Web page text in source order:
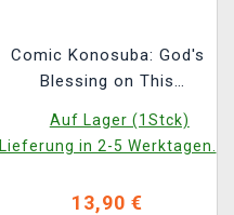
Comic Konosuba: God's
Blessing on This
13 ENG
Auf Lager (1Stck)
Lieferung in 2-5 Werktagen.
13,90 €